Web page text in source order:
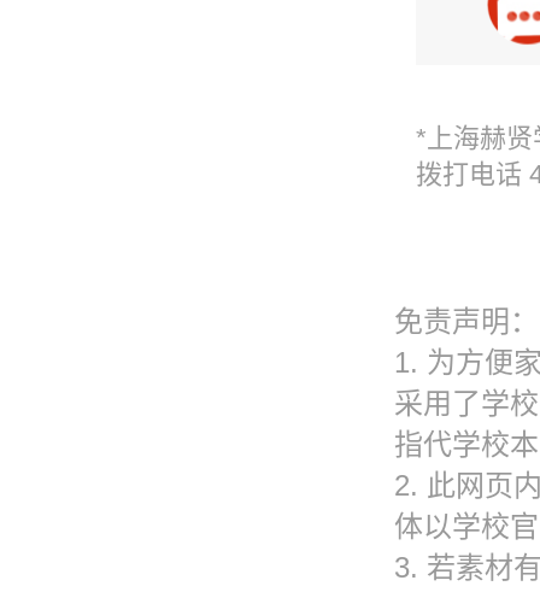
*上海赫
拨打电话
免责声明：
1. 为方便
采用了学
指代学校
2. 此网页
体以学校
3. 若素材